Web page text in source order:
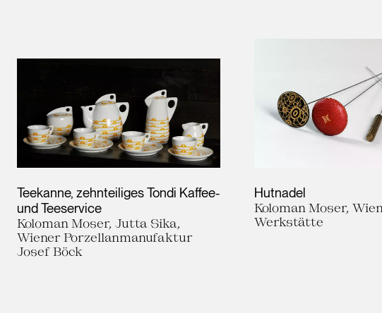
Teekanne, zehnteiliges Tondi Kaffee-
und Teeservice
Koloman Moser, Jutta Sika,
Wiener Porzellanmanufaktur
Josef Böck
Hutnadel
Koloman Moser,
Werkstätte